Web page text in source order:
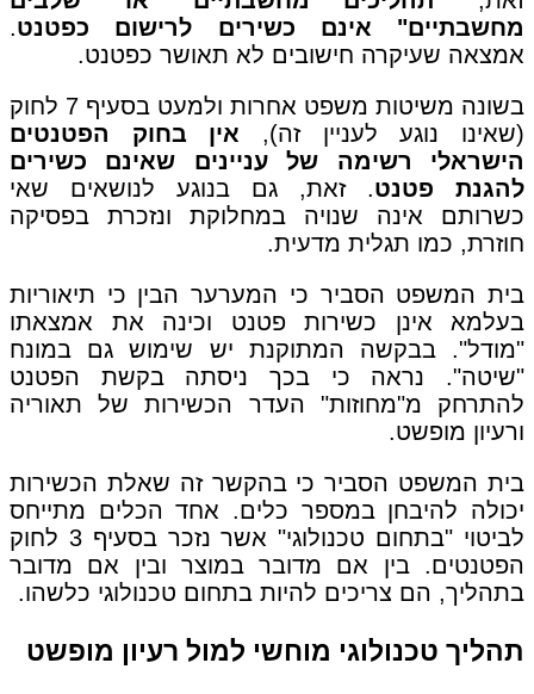
מחשבתיים" אינם כשירים לרישום כפטנט.
אמצאה שעיקרה חישובים לא תאושר כפטנט.
בשונה משיטות משפט אחרות ולמעט בסעיף 7 לחוק
(שאינו נוגע לעניין זה), אין בחוק הפטנטים
הישראלי רשימה של עניינים שאינם כשירים
להגנת פטנט. זאת, גם בנוגע לנושאים שאי
כשרותם אינה שנויה במחלוקת ונזכרת בפסיקה
חוזרת, כמו תגלית מדעית.
בית המשפט הסביר כי המערער הבין כי תיאוריות
בעלמא אינן כשירות פטנט וכינה את אמצאתו
"מודל". בבקשה המתוקנת יש שימוש גם במונח
"שיטה". נראה כי בכך ניסתה בקשת הפטנט
להתרחק מ"מחוזות" העדר הכשירות של תאוריה
ורעיון מופשט.
בית המשפט הסביר כי בהקשר זה שאלת הכשירות
יכולה להיבחן במספר כלים. אחד הכלים מתייחס
לביטוי "בתחום טכנולוגי" אשר נזכר בסעיף 3 לחוק
הפטנטים. בין אם מדובר במוצר ובין אם מדובר
בתהליך, הם צריכים להיות בתחום טכנולוגי כלשהו.
תהליך טכנולוגי מוחשי למול רעיון מופשט